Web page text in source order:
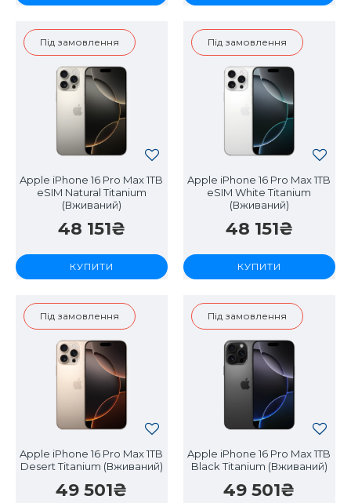
Під замовлення
Apple iPhone 16 Pro Max 1TB
eSIM Natural Titanium
(Вживаний)
48 151₴
КУПИТИ
Під замовлення
Apple iPhone 16 Pro Max 1TB
eSIM White Titanium
(Вживаний)
48 151₴
КУПИТИ
Під замовлення
Apple iPhone 16 Pro Max 1TB
Desert Titanium (Вживаний)
49 501₴
Під замовлення
Apple iPhone 16 Pro Max 1TB
Black Titanium (Вживаний)
49 501₴